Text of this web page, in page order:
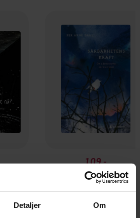
Detaljer Om
nå?
109,-
Sårbarhetens kraft
Per Arne Dahl